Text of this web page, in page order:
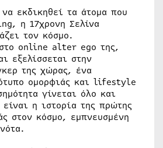
εκδικηθεί τα άτομα που
η 17χρονη Σελίνα
τον κόσμο.
online alter ego της,
εξελίσσεται στην
της χώρας, ένα
ομορφιάς και lifestyle
γίνεται όλο και
η ιστορία της πρώτης
στον κόσμο, εμπνευσμένη